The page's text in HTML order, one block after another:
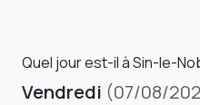
Quel jour est-il à Sin-le-
Vendredi (07/08/